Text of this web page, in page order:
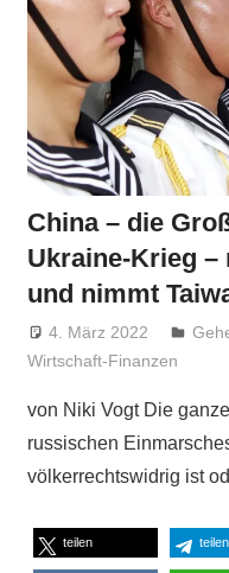
China – die
Ukraine-Krieg –
und nimmt
4. März 2022 Niki
Wirtschaft-Finanzen
von Niki Vogt Die
russischen
völkerrechtswidrig ist
teilen teilen